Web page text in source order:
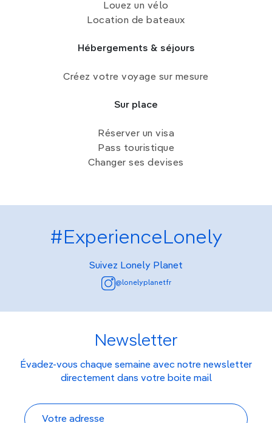
Louez un vélo
Location de bateaux
Hébergements & séjours
Créez votre voyage sur mesure
Sur place
Réserver un visa
Pass touristique
Changer ses devises
#ExperienceLonely
Suivez Lonely Planet
@lonelyplanetfr
Newsletter
Évadez-vous chaque semaine avec notre newsletter
directement dans votre boite mail